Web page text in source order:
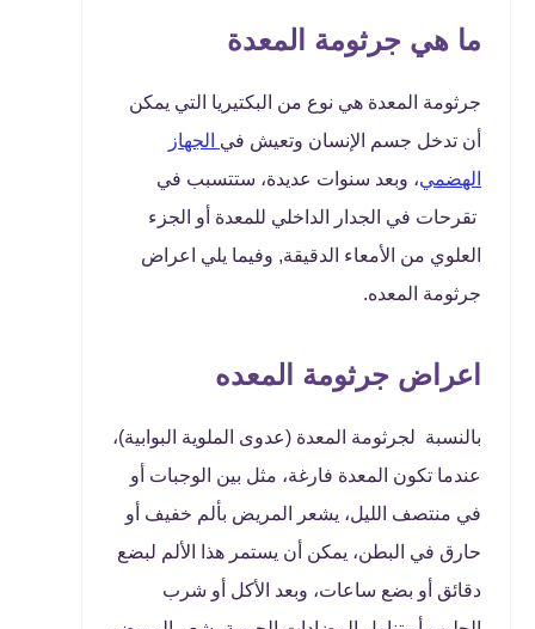
ما هي جرثومة المعدة
جرثومة المعدة هي نوع من البكتيريا التي يمكن
أن تدخل جسم الإنسان وتعيش في الجهاز
الهضمي، وبعد سنوات عديدة، ستتسبب في
تقرحات في الجدار الداخلي للمعدة أو الجزء
العلوي من الأمعاء الدقيقة, وفيما يلي اعراض
جرثومة المعده.
اعراض جرثومة المعده
بالنسبة لجرثومة المعدة (عدوى الملوية البوابية)،
عندما تكون المعدة فارغة، مثل بين الوجبات أو
في منتصف الليل، يشعر المريض بألم خفيف أو
حارق في البطن، يمكن أن يستمر هذا الألم لبضع
دقائق أو بضع ساعات، وبعد الأكل أو شرب